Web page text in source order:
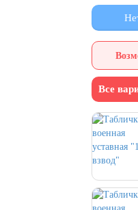
Все